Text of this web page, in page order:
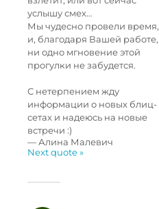
услышу смех…
Мы чудесно провели время,
и, благодаря Вашей работе,
ни одно мгновение этой
прогулки не забудется.
С нетерпением жду
информации о новых блиц-
сетах и надеюсь на новые
встречи :)
— Алина Малевич
Next quote »